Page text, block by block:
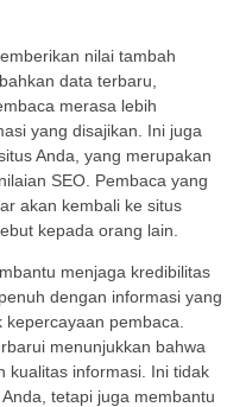
nilai tambah
data terbaru,
merasa lebih
yang disajikan. Ini juga
Anda, yang merupakan
SEO. Pembaca yang
akan kembali ke situs
kepada orang lain.
menjaga kredibilitas
dengan informasi yang
pembaca.
menunjukkan bahwa
kualitas informasi. Ini tidak
tetapi juga membantu